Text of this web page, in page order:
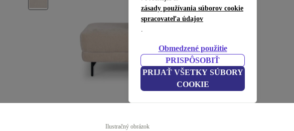
zásady používania súborov cookie
spracovateľa údajov
.
Obmedzené použitie
PRISPÔSOBIŤ
PRIJAŤ VŠETKY SÚBORY
COOKIE
Ilustračný obrázok